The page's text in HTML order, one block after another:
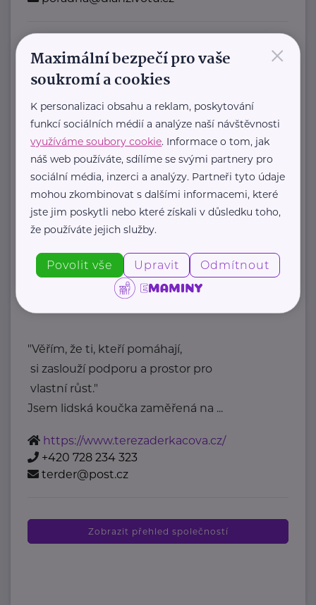
Rodinná síť
Klimentská 1246/1 Praha 1
Průvodce světem náhradní rodinné
péče v ČR
Portál Rodinná síť je přední
informační platforma zaměřená ...
https://rodinnasit.cz/
Tereza Derkačová
"Věřím, že ti, kteří pomáhají,
si zaslouží podporu a prostor pro
vlastní růst."
Jsem lidská koučka zaměřená na ...
https://www.terezaderkacova.cz/
+420 728 234 323
terder@post.cz
Zobrazit přehled společností
×
Maximální bezpečí pro vaše
soukromí a cookies
K personalizaci obsahu a reklam, poskytování
funkcí sociálních médií a analýze naší návštěvnosti
využíváme soubory cookie. Informace o tom, jak
náš web používáte, sdílíme se svými partnery pro
sociální média, inzerci a analýzy. Partneři tyto údaje
mohou zkombinovat s dalšími informacemi, které
jste jim poskytli nebo které získali v důsledku toho,
že používáte jejich služby.
Povolit vše Upravit Odmítnout